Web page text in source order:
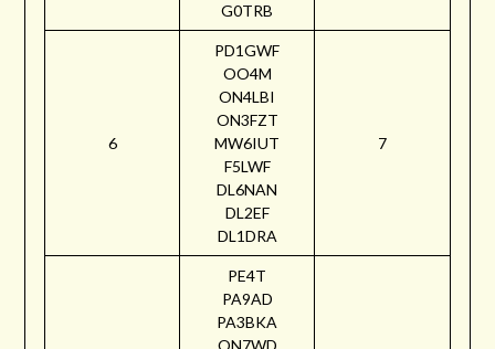
G0TRB
6
PD1GWF
OO4M
ON4LBI
ON3FZT
MW6IUT
F5LWF
DL6NAN
DL2EF
DL1DRA
7
PE4T
PA9AD
PA3BKA